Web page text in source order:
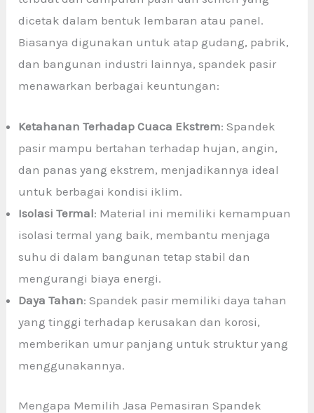
dicetak dalam bentuk lembaran atau panel.
Biasanya digunakan untuk atap gudang, pabrik,
dan bangunan industri lainnya, spandek pasir
menawarkan berbagai keuntungan:
Ketahanan Terhadap Cuaca Ekstrem: Spandek
pasir mampu bertahan terhadap hujan, angin,
dan panas yang ekstrem, menjadikannya ideal
untuk berbagai kondisi iklim.
Isolasi Termal: Material ini memiliki kemampuan
isolasi termal yang baik, membantu menjaga
suhu di dalam bangunan tetap stabil dan
mengurangi biaya energi.
Daya Tahan: Spandek pasir memiliki daya tahan
yang tinggi terhadap kerusakan dan korosi,
memberikan umur panjang untuk struktur yang
menggunakannya.
Mengapa Memilih Jasa Pemasiran Spandek